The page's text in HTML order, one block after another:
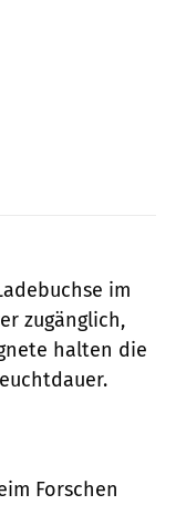
im
zugänglich,
halten die
Forschen